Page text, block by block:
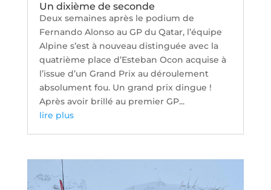
Un dixième de seconde
Deux semaines après le podium de
Fernando Alonso au GP du Qatar, l’équipe
Alpine s’est à nouveau distinguée avec la
quatrième place d’Esteban Ocon acquise à
l’issue d’un Grand Prix au déroulement
absolument fou. Un grand prix dingue !
Après avoir brillé au premier GP...
lire plus